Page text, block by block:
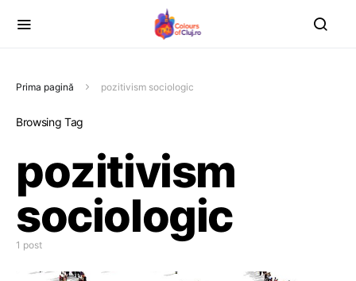
Prima pagină pozitivism sociologic
Browsing Tag
pozitivism
sociologic
1 post